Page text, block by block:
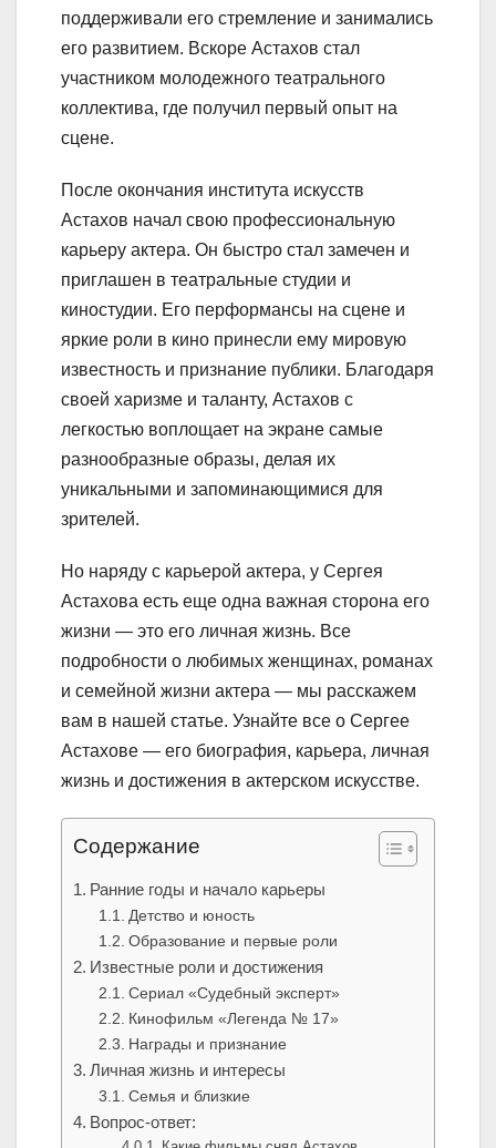
поддерживали его стремление и занимались
его развитием. Вскоре Астахов стал
участником молодежного театрального
коллектива, где получил первый опыт на
сцене.
После окончания института искусств
Астахов начал свою профессиональную
карьеру актера. Он быстро стал замечен и
приглашен в театральные студии и
киностудии. Его перформансы на сцене и
яркие роли в кино принесли ему мировую
известность и признание публики. Благодаря
своей харизме и таланту, Астахов с
легкостью воплощает на экране самые
разнообразные образы, делая их
уникальными и запоминающимися для
зрителей.
Но наряду с карьерой актера, у Сергея
Астахова есть еще одна важная сторона его
жизни — это его личная жизнь. Все
подробности о любимых женщинах, романах
и семейной жизни актера — мы расскажем
вам в нашей статье. Узнайте все о Сергее
Астахове — его биография, карьера, личная
жизнь и достижения в актерском искусстве.
Содержание
Ранние годы и начало карьеры
Детство и юность
Образование и первые роли
Известные роли и достижения
Сериал «Судебный эксперт»
Кинофильм «Легенда № 17»
Награды и признание
Личная жизнь и интересы
Семья и близкие
Вопрос-ответ: